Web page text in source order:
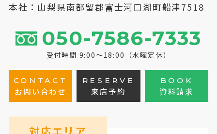
本社：山梨県南都留郡富士河口湖町船津7518
050-7586-7333
受付時間 9:00～18:00（水曜定休）
CONTACT
お問い合わせ
RESERVE
来店予約
BOOK
資料請求
対応エリア